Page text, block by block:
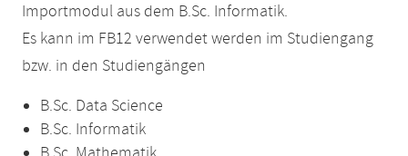
Importmodul aus dem B.Sc. Informatik.
Es kann im FB12 verwendet werden im Studiengang
bzw. in den Studiengängen
B.Sc. Data Science
B.Sc. Informatik